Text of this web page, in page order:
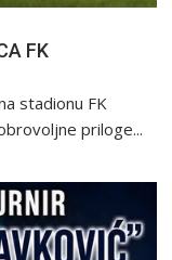
FK
stadionu FK
priloge...